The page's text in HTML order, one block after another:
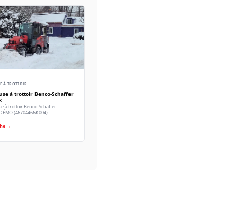
À TROTTOIR
à trottoir Benco-Schaffer
à trottoir Benco-Schaffer
(46704466K004)
→